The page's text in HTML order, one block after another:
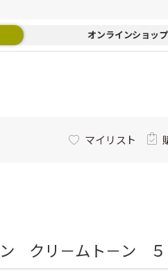
オンラインショップ
マイリスト
クリ－ムト－ン ５